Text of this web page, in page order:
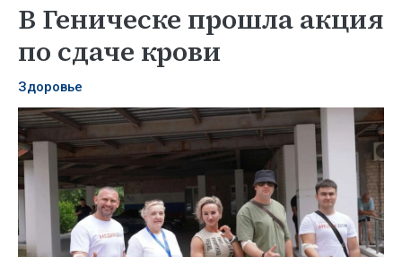
В Геническе прошла акция
по сдаче крови
Здоровье